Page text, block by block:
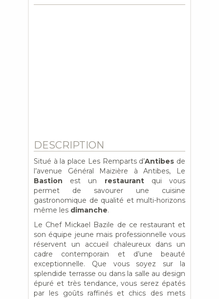
DESCRIPTION
Situé à la place Les Remparts d’Antibes de
l’avenue Général Maizière à Antibes, Le
Bastion est un restaurantqui vous
permet de savourer une cuisine
gastronomique de qualité et multi-horizons
même les dimanche.
Le Chef Mickael Bazile de ce restaurant et
son équipe jeune mais professionnelle vous
réservent un accueil chaleureux dans un
cadre contemporain et d’une beauté
exceptionnelle. Que vous soyez sur la
splendide terrasse ou dans la salle au design
épuré et très tendance, vous serez épatés
par les goûts raffinés et chics des mets